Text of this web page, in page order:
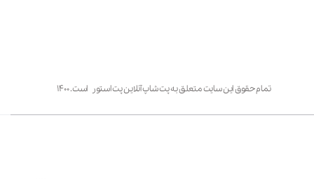
تمام حقوق این سایت متعلق به پت شاپ آنلاین پت استور است. ۱۴۰۰